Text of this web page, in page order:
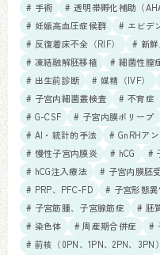
# 手術 # 透明帯孵化補助（
# 妊娠高血圧症候群
# エビデ
# 反復着床不全（RIF）
# 新
# 凍結融解胚移植
# 細菌性膣
# 出生前診断
# 媒精（IVF）
# 子宮内細菌叢検査
# 不育症
# G-CSF
# 子宮内膜ポリープ
# AI・統計的手法
# GnRHア
# 慢性子宮内膜炎
# hCG #
# hCG注入療法
# 子宮内膜胚
# PRP、PFC-FD
# 子宮形態異
# 子宮筋腫、子宮腺筋症
# 胚
# 染色体
# 周産期合併症
#
# 前核（0PN、1PN、2PN、3PN）